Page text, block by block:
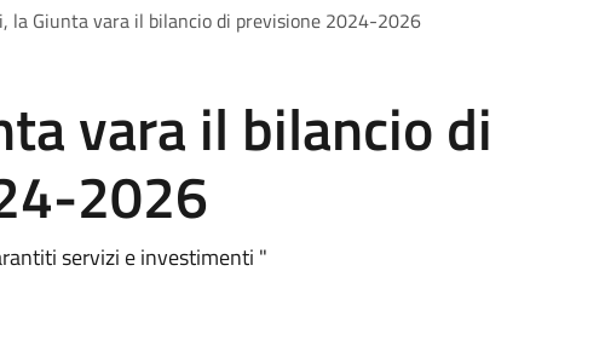
la Giunta vara il bilancio di previsione 2024-2026
vara il bilancio di
2026
servizi e investimenti "